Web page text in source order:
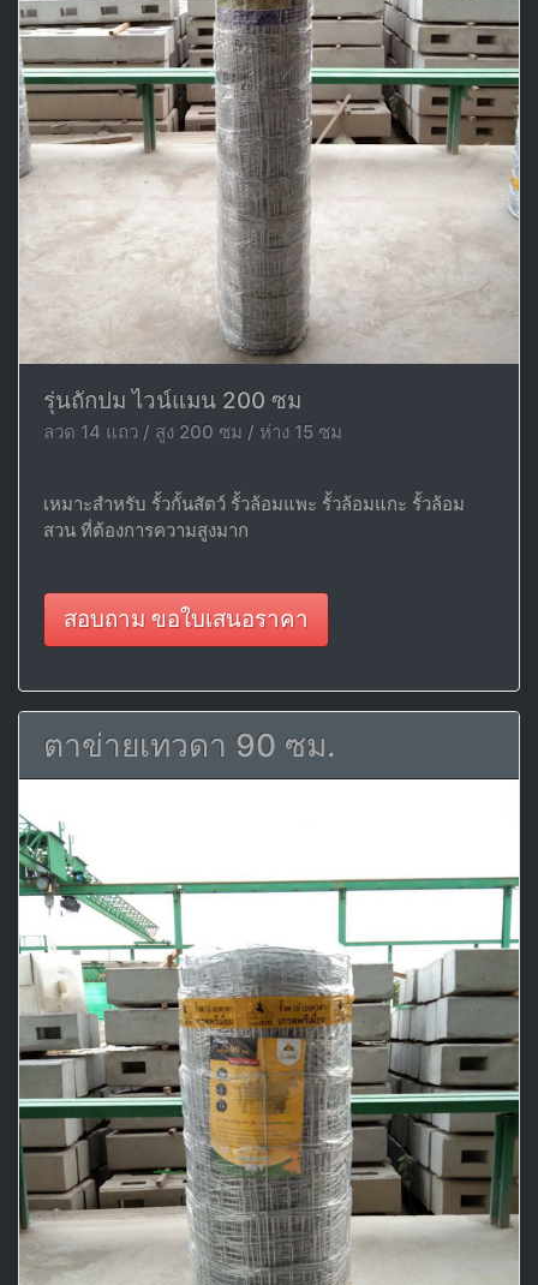
รุ่นถักปม ไวน์แมน 200 ซม
ลวด 14 แถว / สูง 200 ซม / ห่าง 15 ซม
เหมาะสำหรับ รั้วกั้นสัตว์ รั้วล้อมแพะ รั้วล้อมแกะ รั้วล้อม
สวน ที่ต้องการความสูงมาก
สอบถาม ขอใบเสนอราคา
ตาข่ายเทวดา 90 ซม.